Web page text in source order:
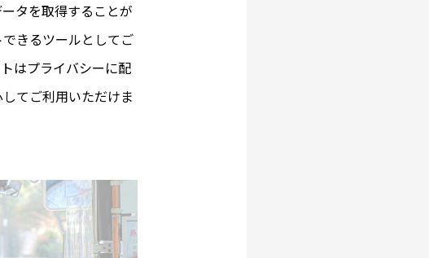
タを取得することが
きるツールとしてご
はプライバシーに配
てご利用いただけま